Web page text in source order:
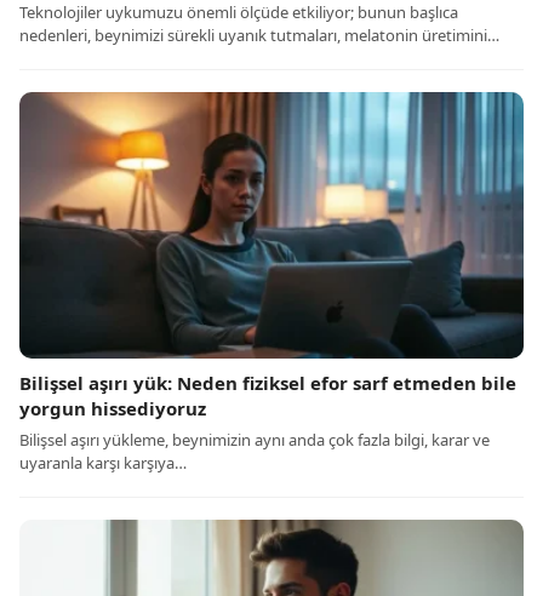
Teknolojiler uykumuzu önemli ölçüde etkiliyor; bunun başlıca
nedenleri, beynimizi sürekli uyanık tutmaları, melatonin üretimini…
Bilişsel aşırı yük: Neden fiziksel efor sarf etmeden bile
yorgun hissediyoruz
Bilişsel aşırı yükleme, beynimizin aynı anda çok fazla bilgi, karar ve
uyaranla karşı karşıya…